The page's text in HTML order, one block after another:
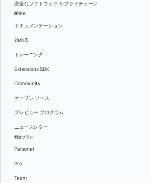
安全なソフトウェア サプライチェーン
開発者
ドキュメンテーション
始める
トレーニング
Extensions SDK
Community
オープン ソース
プレビュー プログラム
ニュースレター
料金プラン
Personal
Pro
Team